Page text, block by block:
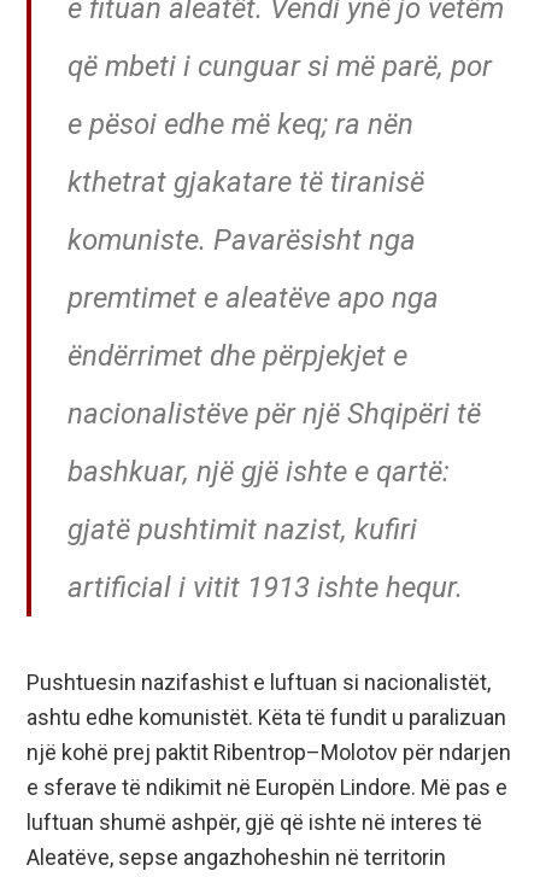
e fituan aleatët. Vendi ynë jo vetëm
që mbeti i cunguar si më parë, por
e pësoi edhe më keq; ra nën
kthetrat gjakatare të tiranisë
komuniste. Pavarësisht nga
premtimet e aleatëve apo nga
ëndërrimet dhe përpjekjet e
nacionalistëve për një Shqipëri të
bashkuar, një gjë ishte e qartë:
gjatë pushtimit nazist, kufiri
artificial i vitit 1913 ishte hequr.
Pushtuesin nazifashist e luftuan si nacionalistët,
ashtu edhe komunistët. Këta të fundit u paralizuan
një kohë prej paktit Ribentrop–Molotov për ndarjen
e sferave të ndikimit në Europën Lindore. Më pas e
luftuan shumë ashpër, gjë që ishte në interes të
Aleatëve, sepse angazhoheshin në territorin